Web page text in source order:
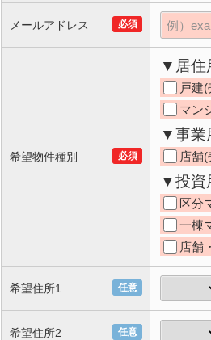
メールアドレス 必須
希望物件種別 必須
▼居住
戸建
マン
▼事業
店舗(
▼投資
区分
一棟
店舗
希望住所1 任意
希望住所2 任意